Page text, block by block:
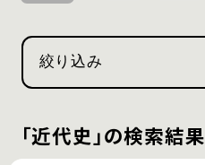
絞り込み
「近代史」の検索結果